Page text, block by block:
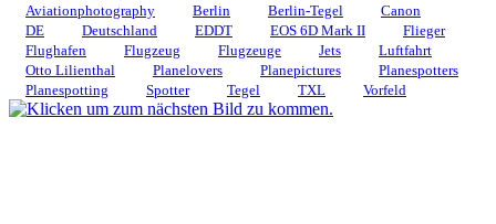
Aviationphotography
Berlin Berlin-Tegel
Canon
DE
Deutschland EDDT EOS 6D Mark II
Flieger
Flughafen
Flugzeug Flugzeuge Jets
Luftfahrt
Otto Lilienthal
Planelovers Planepictures
Planespotters
Planespotting
Spotter Tegel TXL Vorfeld